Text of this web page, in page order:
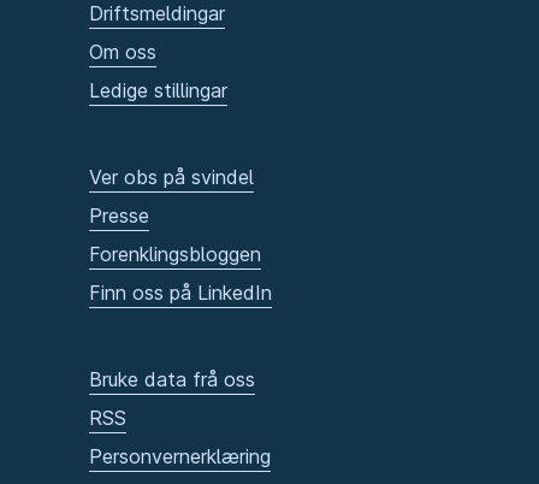
Driftsmeldingar
Om oss
Ledige stillingar
Ver obs på svindel
Presse
Forenklingsbloggen
Finn oss på LinkedIn
Bruke data frå oss
RSS
Personvernerklæring